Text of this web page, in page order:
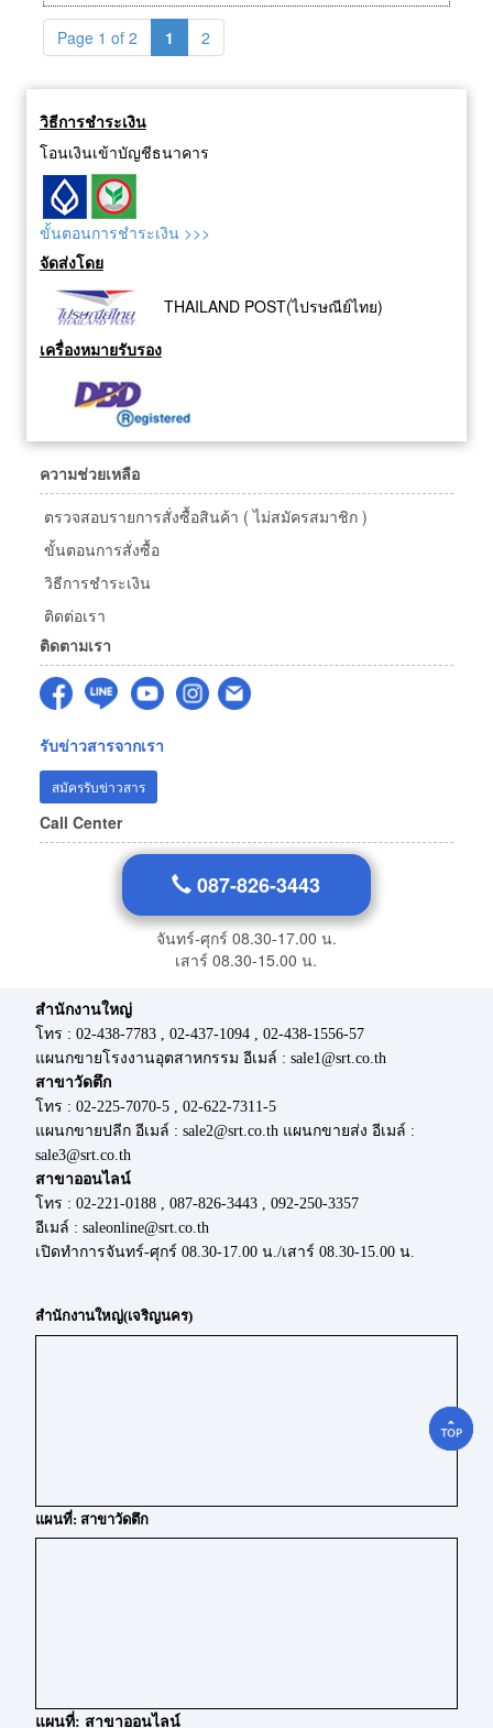
Page 1 of 2 1 2
วิธีการชำระเงิน
โอนเงินเข้าบัญชีธนาคาร
ขั้นตอนการชำระเงิน >>>
จัดส่งโดย
THAILAND POST(ไปรษณีย์ไทย)
เครื่องหมายรับรอง
ความช่วยเหลือ
ตรวจสอบรายการสั่งซื้อสินค้า ( ไม่สมัครสมาชิก )
ขั้นตอนการสั่งซื้อ
วิธีการชำระเงิน
ติดต่อเรา
ติดตามเรา
รับข่าวสารจากเรา
สมัครรับข่าวสาร
Call Center
087-826-3443
จันทร์-ศุกร์ 08.30-17.00 น.
เสาร์ 08.30-15.00 น.
สำนักงานใหญ่
โทร : 02-438-7783 , 02-437-1094 , 02-438-1556-57
แผนกขายโรงงานอุตสาหกรรม อีเมล์ : sale1@srt.co.th
สาขาวัดตึก
โทร : 02-225-7070-5 , 02-622-7311-5
แผนกขายปลีก อีเมล์ : sale2@srt.co.th แผนกขายส่ง อีเมล์ :
sale3@srt.co.th
สาขาออนไลน์
โทร : 02-221-0188 , 087-826-3443 , 092-250-3357
อีเมล์ : saleonline@srt.co.th
เปิดทำการจันทร์-ศุกร์ 08.30-17.00 น./เสาร์ 08.30-15.00 น.
สำนักงานใหญ่(เจริญนคร)
แผนที่: สาขาวัดตึก
แผนที่: สาขาออนไลน์